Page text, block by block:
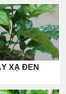
XẠ ĐEN